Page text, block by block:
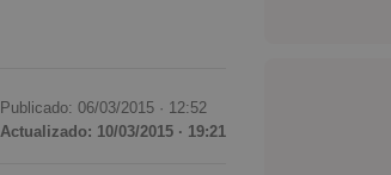
Publicado: 06/03/2015 · 12:52
Actualizado: 10/03/2015 · 19:21